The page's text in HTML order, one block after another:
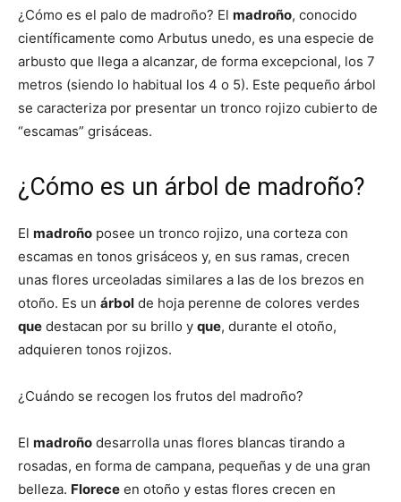
¿Cómo es el palo de madroño? El madroño, conocido
científicamente como Arbutus unedo, es una especie de
arbusto que llega a alcanzar, de forma excepcional, los 7
metros (siendo lo habitual los 4 o 5). Este pequeño árbol
se caracteriza por presentar un tronco rojizo cubierto de
“escamas” grisáceas.
¿Cómo es un árbol de madroño?
El madroño posee un tronco rojizo, una corteza con
escamas en tonos grisáceos y, en sus ramas, crecen
unas flores urceoladas similares a las de los brezos en
otoño. Es un árbol de hoja perenne de colores verdes
que destacan por su brillo y que, durante el otoño,
adquieren tonos rojizos.
¿Cuándo se recogen los frutos del madroño?
El madroño desarrolla unas flores blancas tirando a
rosadas, en forma de campana, pequeñas y de una gran
belleza. Florece en otoño y estas flores crecen en